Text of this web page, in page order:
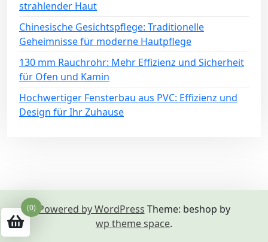
strahlender Haut
Chinesische Gesichtspflege: Traditionelle
Geheimnisse für moderne Hautpflege
130 mm Rauchrohr: Mehr Effizienz und Sicherheit
für Ofen und Kamin
Hochwertiger Fensterbau aus PVC: Effizienz und
Design für Ihr Zuhause
Powered by WordPress Theme: beshop by
wp theme space.
(0)